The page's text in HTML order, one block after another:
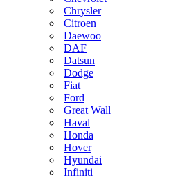
Chrysler
Citroen
Daewoo
DAF
Datsun
Dodge
Fiat
Ford
Great Wall
Haval
Honda
Hover
Hyundai
Infiniti